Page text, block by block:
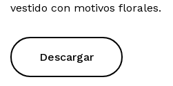
vestido con motivos florales.
Descargar